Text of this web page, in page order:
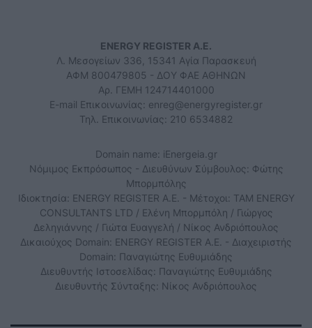
ENERGY REGISTER Α.Ε.
Λ. Μεσογείων 336, 15341 Αγία Παρασκευή
ΑΦΜ 800479805 - ΔΟΥ ΦΑΕ ΑΘΗΝΩΝ
Αρ. ΓΕΜΗ 124714401000
E-mail Επικοινωνίας: enreg@energyregister.gr
Τηλ. Επικοινωνίας: 210 6534882
Domain name: iEnergeia.gr
Νόμιμος Εκπρόσωπος - Διευθύνων Σύμβουλος: Φώτης
Μπορμπόλης
Ιδιοκτησία: ENERGY REGISTER Α.Ε. - Μέτοχοι: TAM ENERGY
CONSULTANTS LTD / Ελένη Μπορμπόλη / Γιώργος
Δεληγιάννης / Γιώτα Ευαγγελή / Νίκος Ανδριόπουλος
Δικαιούχος Domain: ENERGY REGISTER Α.Ε. - Διαχειριστής
Domain: Παναγιώτης Ευθυμιάδης
Διευθυντής Ιστοσελίδας: Παναγιώτης Ευθυμιάδης
Διευθυντής Σύνταξης: Νίκος Ανδριόπουλος